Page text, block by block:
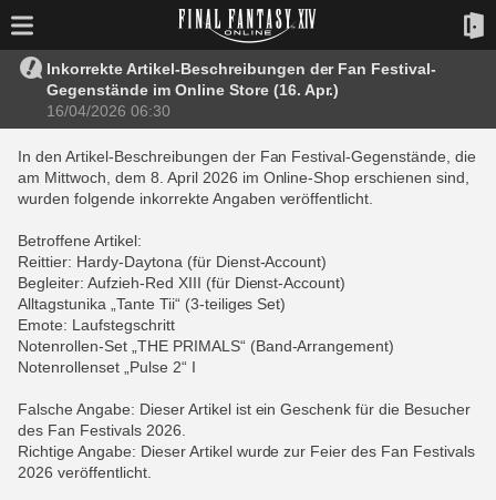
Inkorrekte Artikel-Beschreibungen der Fan Festival-
Gegenstände im Online Store (16. Apr.)
16/04/2026 06:30
In den Artikel-Beschreibungen der Fan Festival-Gegenstände, die
am Mittwoch, dem 8. April 2026 im Online-Shop erschienen sind,
wurden folgende inkorrekte Angaben veröffentlicht.
Betroffene Artikel:
Reittier: Hardy-Daytona (für Dienst-Account)
Begleiter: Aufzieh-Red XIII (für Dienst-Account)
Alltagstunika „Tante Tii“ (3-teiliges Set)
Emote: Laufstegschritt
Notenrollen-Set „THE PRIMALS“ (Band-Arrangement)
Notenrollenset „Pulse 2“ I
Falsche Angabe: Dieser Artikel ist ein Geschenk für die Besucher
des Fan Festivals 2026.
Richtige Angabe: Dieser Artikel wurde zur Feier des Fan Festivals
2026 veröffentlicht.